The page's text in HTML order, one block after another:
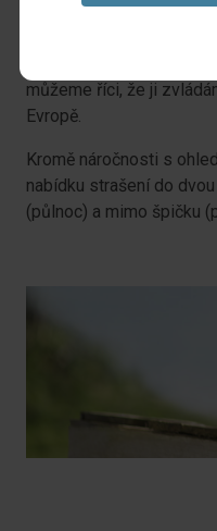
i novější opuštěné
můžeme říci, že ji
Evropě.
Kromě náročnosti s
nabídku strašení do
(půlnoc) a mimo špičku